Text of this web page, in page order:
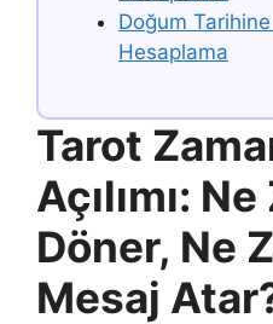
Doğum
Hesaplama
Tarot
Açılımı:
Döner, Ne
Mesaj